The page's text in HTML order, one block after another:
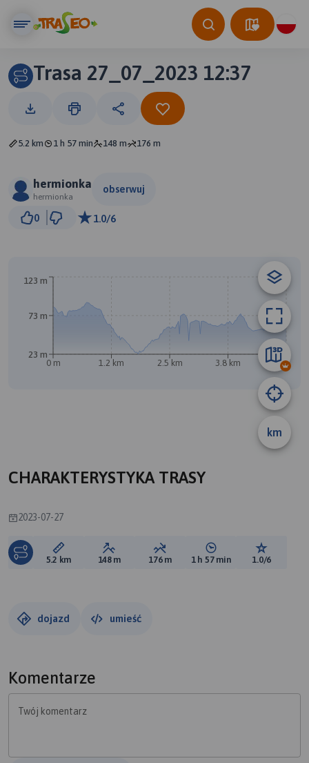
Trasa 27_07_2023 12:37
5.2 km 1 h 57 min 148 m 176 m
hermionka
hermionka
obserwuj
0 1.0/6
km
0 m 1.2 km 2.5 km 3.8 km 5.1 km
23 m
73 m
123 m
CHARAKTERYSTYKA TRASY
2023-07-27
Długość trasy:
5.2 km Suma przewyższeń:
148 m Suma spadków:
176 m Średni czas potrzebny
1 h 57 min Ocena
1.0/6
dojazd umieść
Komentarze
Twój komentarz